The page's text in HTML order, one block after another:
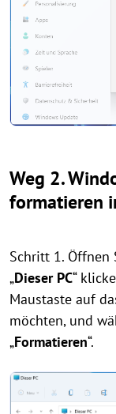
Weg 2.
formatieren
Schritt 1. Öffnen
„Dieser PC“
Maustaste auf
möchten, und
„Formatieren“.